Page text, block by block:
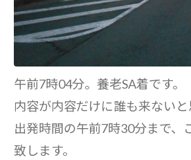
午前7時04分。養老SA着です。
内容が内容だけに誰も来ないと
出発時間の午前7時30分まで、
致します。